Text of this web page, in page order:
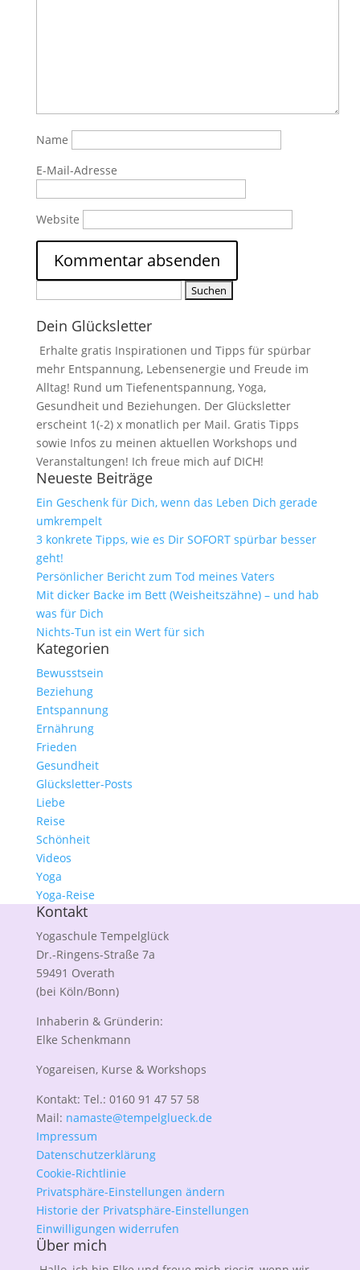
Name
E-Mail-Adresse
Website
Dein Glücksletter
Erhalte gratis Inspirationen und Tipps für spürbar
mehr Entspannung, Lebensenergie und Freude im
Alltag! Rund um Tiefenentspannung, Yoga,
Gesundheit und Beziehungen. Der Glücksletter
erscheint 1(-2) x monatlich per Mail. Gratis Tipps
sowie Infos zu meinen aktuellen Workshops und
Veranstaltungen! Ich freue mich auf DICH!
Neueste Beiträge
Ein Geschenk für Dich, wenn das Leben Dich gerade
umkrempelt
3 konkrete Tipps, wie es Dir SOFORT spürbar besser
geht!
Persönlicher Bericht zum Tod meines Vaters
Mit dicker Backe im Bett (Weisheitszähne) – und hab
was für Dich
Nichts-Tun ist ein Wert für sich
Kategorien
Bewusstsein
Beziehung
Entspannung
Ernährung
Frieden
Gesundheit
Glücksletter-Posts
Liebe
Reise
Schönheit
Videos
Yoga
Yoga-Reise
Kontakt
Yogaschule Tempelglück
Dr.-Ringens-Straße 7a
59491 Overath
(bei Köln/Bonn)
Inhaberin & Gründerin:
Elke Schenkmann
Yogareisen, Kurse & Workshops
Kontakt: Tel.: 0160 91 47 57 58
Mail: namaste@tempelglueck.de
Impressum
Datenschutzerklärung
Cookie-Richtlinie
Privatsphäre-Einstellungen ändern
Historie der Privatsphäre-Einstellungen
Einwilligungen widerrufen
Über mich